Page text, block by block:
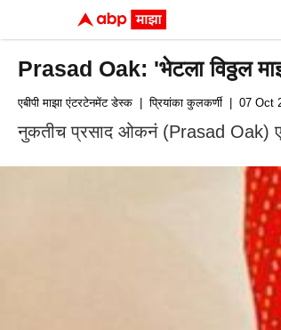
Prasad Oak: 'भेटला विठ्ठल
एबीपी माझा एंटरटेनमेंट डेस्क | प्रियांका कुलकर्णी | 07 Oct
नुकतीच प्रसाद ओकनं (Prasad Oak)